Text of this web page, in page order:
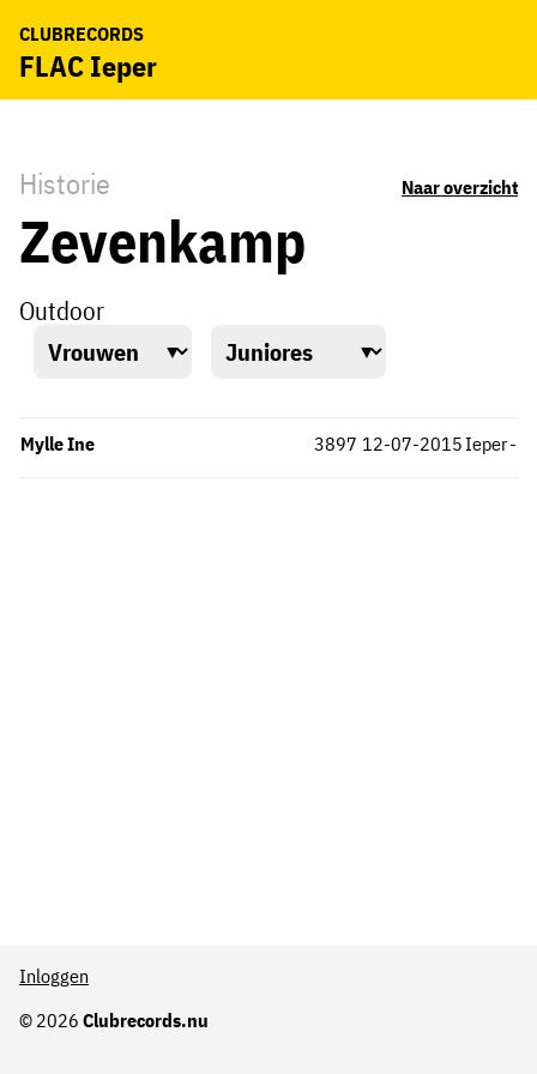
CLUBRECORDS
FLAC Ieper
Historie Naar overzicht
Zevenkamp
Outdoor
Mylle Ine Ieper
3897 -
12-07-2015
© 2026 Clubrecords.nu
Inloggen